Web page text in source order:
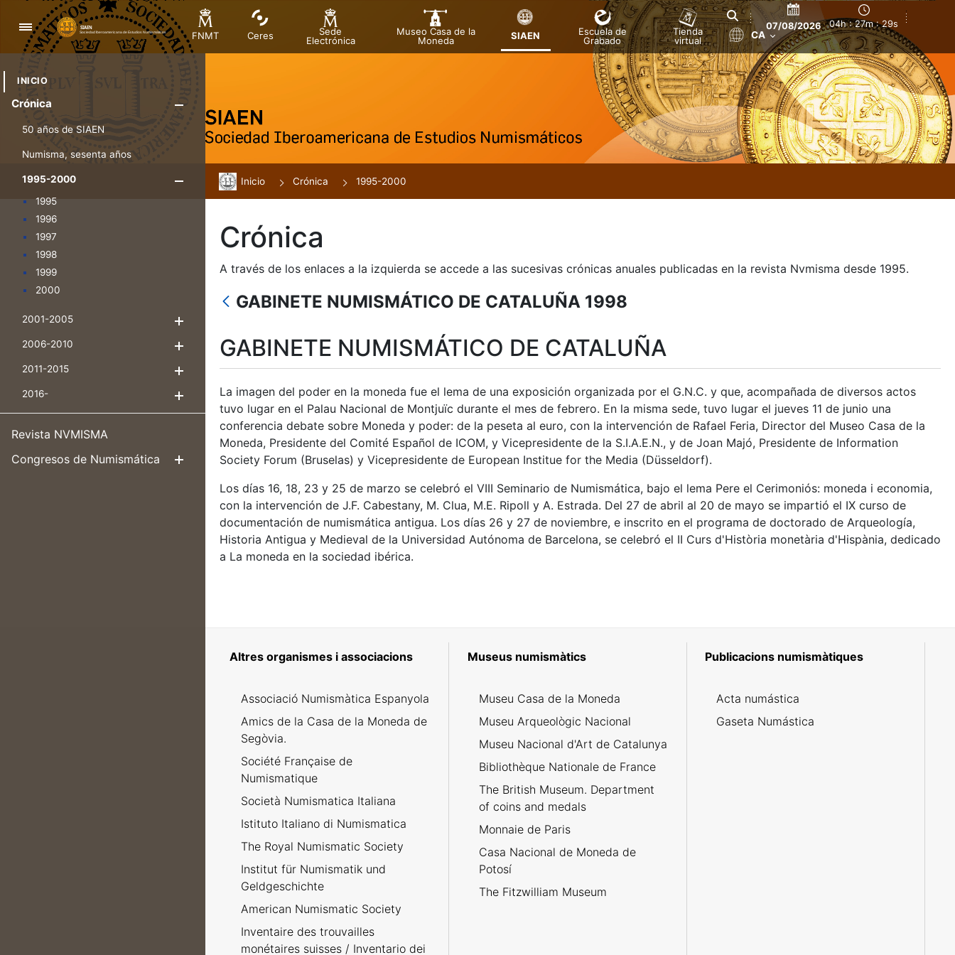
Navegació
FNMT Ceres
Sede
Electrónica
Museo Casa de la
Moneda
SIAEN
Escuela de
Grabado
Tienda
virtual
07/08/2026 04h : 27m : 30s
CA
INICIO
Crónica
50 años de SIAEN
Numisma, sesenta años
1995-2000
Mostra/Amaga
1995
1996
1997
1998
1999
2000
2001-2005
2006-2010
Mostra/Amaga
2011-2015
Mostra/Amaga
2016-
Mostra/Amaga
Revista NVMISMA
Congresos de Numismática
Mostra/Amaga
Inicio Crónica 1995-2000
Crónica
A través de los enlaces a la izquierda se accede a las sucesivas crónicas anuales publicadas en la revista Nvmisma desde 1995.
GABINETE NUMISMÁTICO DE CATALUÑA 1998
GABINETE NUMISMÁTICO DE CATALUÑA
La imagen del poder en la moneda fue el lema de una exposición organizada por el G.N.C. y que, acompañada de diversos actos
tuvo lugar en el Palau Nacional de Montjuïc durante el mes de febrero. En la misma sede, tuvo lugar el jueves 11 de junio una
conferencia debate sobre Moneda y poder: de la peseta al euro, con la intervención de Rafael Feria, Director del Museo Casa de la
Moneda, Presidente del Comité Español de ICOM, y Vicepresidente de la S.I.A.E.N., y de Joan Majó, Presidente de Information
Society Forum (Bruselas) y Vicepresidente de European Institue for the Media (Düsseldorf).
Los días 16, 18, 23 y 25 de marzo se celebró el VIII Seminario de Numismática, bajo el lema Pere el Cerimoniós: moneda i economia,
con la intervención de J.F. Cabestany, M. Clua, M.E. Ripoll y A. Estrada. Del 27 de abril al 20 de mayo se impartió el IX curso de
documentación de numismática antigua. Los días 26 y 27 de noviembre, e inscrito en el programa de doctorado de Arqueología,
Historia Antigua y Medieval de la Universidad Autónoma de Barcelona, se celebró el II Curs d'Història monetària d'Hispània, dedicado
a La moneda en la sociedad ibérica.
Altres organismes i associacions
Associació Numismàtica Espanyola
Amics de la Casa de la Moneda de
Segòvia.
Société Française de
Numismatique
Società Numismatica Italiana
Istituto Italiano di Numismatica
The Royal Numismatic Society
Institut für Numismatik und
Geldgeschichte
American Numismatic Society
Inventaire des trouvailles
monétaires suisses / Inventario dei
Museus numismàtics
Museu Casa de la Moneda
Museu Arqueològic Nacional
Museu Nacional d'Art de Catalunya
Bibliothèque Nationale de France
The British Museum. Department
of coins and medals
Monnaie de Paris
Casa Nacional de Moneda de
Potosí
The Fitzwilliam Museum
Publicacions numismàtiques
Acta numástica
Gaseta Numástica